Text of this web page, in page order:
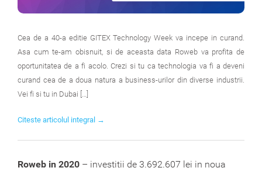
Cea de a 40-a editie GITEX Technology Week va incepe in curand.
Asa cum te-am obisnuit, si de aceasta data Roweb va profita de
oportunitatea de a fi acolo. Crezi si tu ca technologia va fi a deveni
curand cea de a doua natura a business-urilor din diverse industrii.
Vei fi si tu in Dubai […]
Citeste articolul integral →
Roweb in 2020 – investitii de 3.692.607 lei in noua